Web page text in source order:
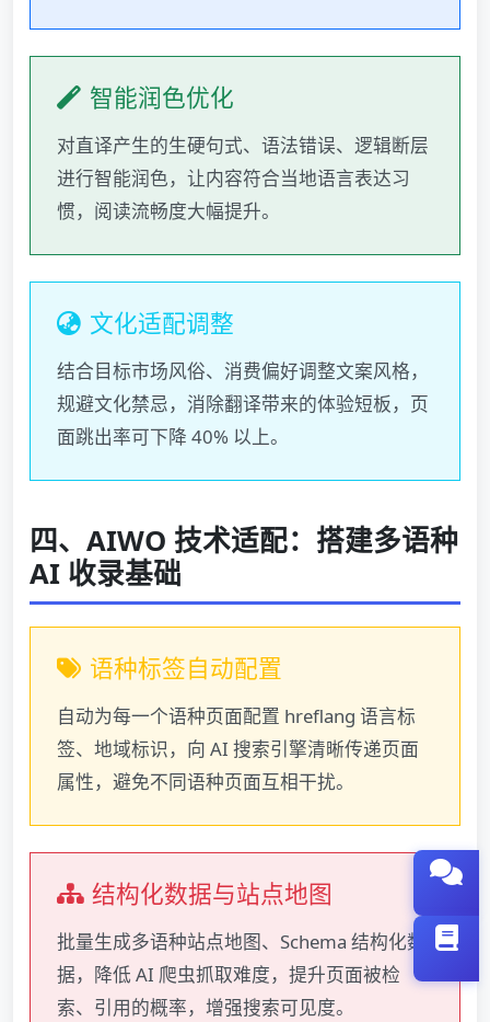
智能润色优化
对直译产生的生硬句式、语法错误、逻辑断层
进行智能润色，让内容符合当地语言表达习
惯，阅读流畅度大幅提升。
文化适配调整
结合目标市场风俗、消费偏好调整文案风格，
规避文化禁忌，消除翻译带来的体验短板，页
面跳出率可下降 40% 以上。
四、AIWO 技术适配：搭建多语种
AI 收录基础
语种标签自动配置
自动为每一个语种页面配置 hreflang 语言标
签、地域标识，向 AI 搜索引擎清晰传递页面
属性，避免不同语种页面互相干扰。
结构化数据与站点地图
批量生成多语种站点地图、Schema 结构化数
据，降低 AI 爬虫抓取难度，提升页面被检
索、引用的概率，增强搜索可见度。